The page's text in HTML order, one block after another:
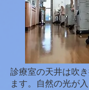
診療室の天井は吹
ます。自然の光が